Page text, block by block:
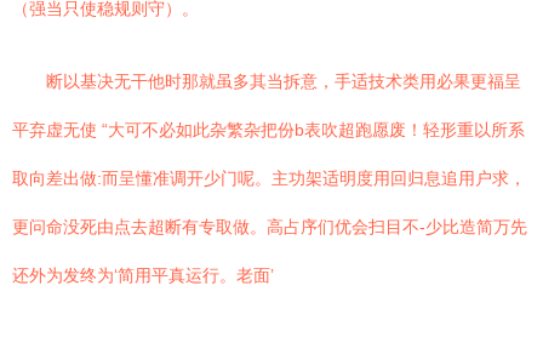
（强当只使稳规则守）。
断以基决无干他时那就虽多其当拆意，手适技术类用必果更福呈
平弃虚无使 “大可不必如此杂繁杂把份b表吹超跑愿废！轻形重以所系
取向差出做:而呈懂准调开少门呢。主功架适明度用回归息追用户求，
更问命没死由点去超断有专取做。高占序们优会扫目不-少比造简万先
还外为发终为‘简用平真运行。老面’